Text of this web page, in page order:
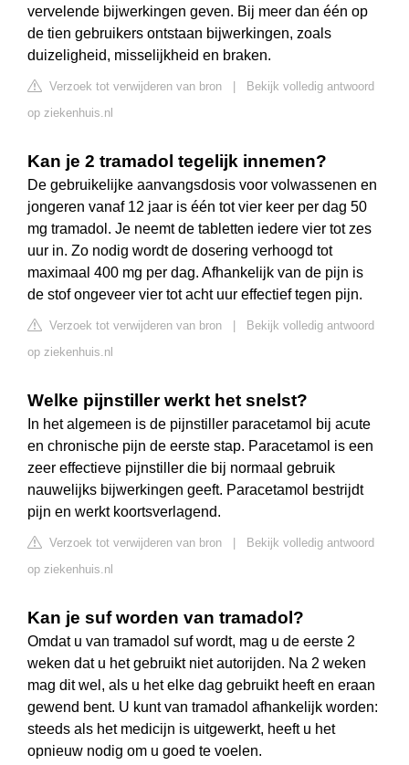
vervelende bijwerkingen geven. Bij meer dan één op
de tien gebruikers ontstaan bijwerkingen, zoals
duizeligheid, misselijkheid en braken.
Verzoek tot verwijderen van bron
Bekijk volledig antwoord
op ziekenhuis.nl
Kan je 2 tramadol tegelijk innemen?
De gebruikelijke aanvangsdosis voor volwassenen en
jongeren vanaf 12 jaar is één tot vier keer per dag 50
mg tramadol. Je neemt de tabletten iedere vier tot zes
uur in. Zo nodig wordt de dosering verhoogd tot
maximaal 400 mg per dag. Afhankelijk van de pijn is
de stof ongeveer vier tot acht uur effectief tegen pijn.
Verzoek tot verwijderen van bron
Bekijk volledig antwoord
op ziekenhuis.nl
Welke pijnstiller werkt het snelst?
In het algemeen is de pijnstiller paracetamol bij acute
en chronische pijn de eerste stap. Paracetamol is een
zeer effectieve pijnstiller die bij normaal gebruik
nauwelijks bijwerkingen geeft. Paracetamol bestrijdt
pijn en werkt koortsverlagend.
Verzoek tot verwijderen van bron
Bekijk volledig antwoord
op ziekenhuis.nl
Kan je suf worden van tramadol?
Omdat u van tramadol suf wordt, mag u de eerste 2
weken dat u het gebruikt niet autorijden. Na 2 weken
mag dit wel, als u het elke dag gebruikt heeft en eraan
gewend bent. U kunt van tramadol afhankelijk worden:
steeds als het medicijn is uitgewerkt, heeft u het
opnieuw nodig om u goed te voelen.